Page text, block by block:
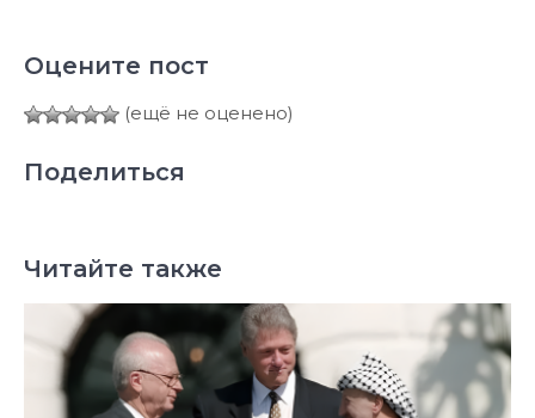
Оцените пост
(ещё не оценено)
Поделиться
Читайте также